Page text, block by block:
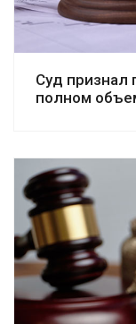
Суд признал
полном